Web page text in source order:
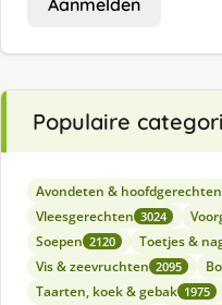
Populaire
Avondeten & hoofdgerechten
Vleesgerechten 3024
Soepen 2120 Toetjes &
Vis & zeevruchten 2095
Taarten, koek & gebak 1975